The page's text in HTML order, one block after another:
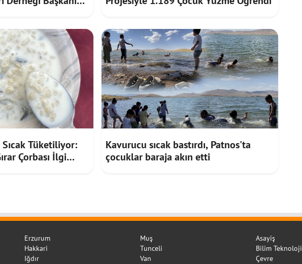
Sıcak Tüketiliyor:
Çorbası İlgi
Kavurucu sıcak bastırdı, Patnos'ta
çocuklar baraja akın etti
Erzurum
Hakkari
Iğdır
Muş
Tunceli
Van
Asayiş
Bilim Teknoloji
Çevre